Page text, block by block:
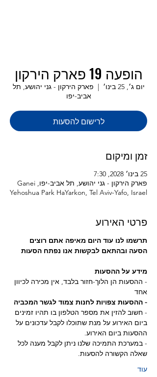
הופעה 19 פארק הירקון
יום ג׳, 25 בינו׳
  |
פארק הירקון - גני יהושע, תל
אביב-יפו
לרישום להסעות
זמן ומיקום
25 בינו׳ 2028, 7:30
פארק הירקון - גני יהושע, תל אביב-יפו, Ganei
Yehoshua Park HaYarkon, Tel Aviv-Yafo, Israel
פרטי האירוע
תרשמו לנו עוד היום מאיפה אתם רוצים
הסעה ובהתאם לבקשות אנו נפתח הסעות
מידע על ההסעות
- ההסעות הן הלוך-חזור בלבד, אין מכירה לכיוון
אחד
- ההסעות צפויות לחנות צמוד לגשר המכביה
- חשוב להזין את מספר הטלפון בו תהיו זמינים
ביום האירוע על מנת שתוכלו לקבל עדכונים על
ההסעות ביום האירוע.
- במערכת התמיכה שלנו ניתן לקבל מענה לכל
שאלה הקשורה להסעות.
עוד